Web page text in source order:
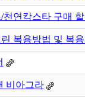
천연칵스타 구매
린 복용방법 및 복
비아그라